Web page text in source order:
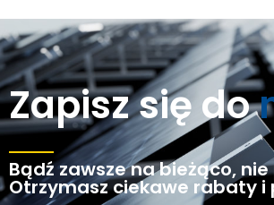
Zapisz się do
Bądź zawsze na bieżąco,
Otrzymasz ciekawe rabaty